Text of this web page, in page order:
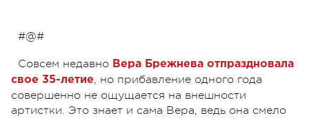
#@#
Совсем недавно Вера Брежнева отпраздновала
свое 35-летие, но прибавление одного года
совершенно не ощущается на внешности
артистки. Это знает и сама Вера, ведь она смело